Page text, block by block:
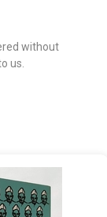
without
us.